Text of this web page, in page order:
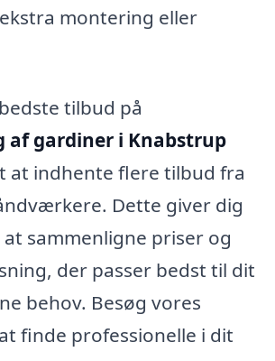
montering eller
tilbud på
gardiner i Knabstrup
at indhente flere tilbud fra
Dette giver dig
sammenligne priser og
der passer bedst til dit
behov. Besøg vores
finde professionelle i dit